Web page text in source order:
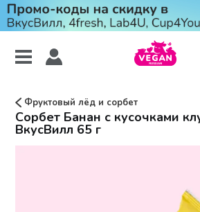
Фруктовый лёд и сорбет
Сорбет Банан с кусочками
ВкусВилл 65 г